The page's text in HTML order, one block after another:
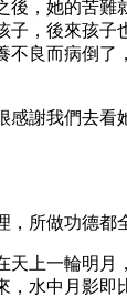
，她的苦難
，後來孩子
良而病倒了
感謝我們去看
所做功德都
天上一輪明月
水中月影即